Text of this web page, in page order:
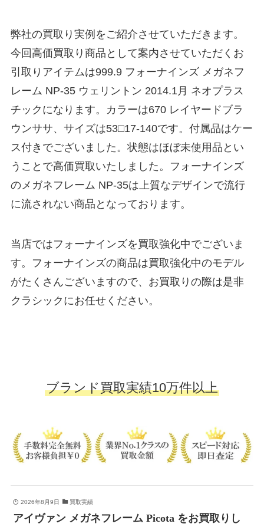
弊社の買取り実例をご紹介させていただきます。
今回高価買取り商品として案内させていただくお
引取りアイテムは999.9 フォーナインズ メガネフ
レーム NP-35 ウェリントン 2014.1月 ネオプラス
チックになります。カラーは670 レイヤードブラ
ウンササ、サイズは53□17-140です。付属品はケー
ス付きでございました。状態はほぼ未使用品とい
うことで高価買取いたしました。フォーナインズ
のメガネフレーム NP-35は上質なデザインで流行
に流されない商品となっております。
当店ではフォーナインズを買取強化中でございま
す。フォーナインズの商品は買取強化中のモデル
がたくさんございますので、お買取りの際は是非
クラシックにお任せください。
ブランド買取実績10万件以上
2026年8月9日 買取実績
アイヴァン メガネフレーム Picota をお買取りし